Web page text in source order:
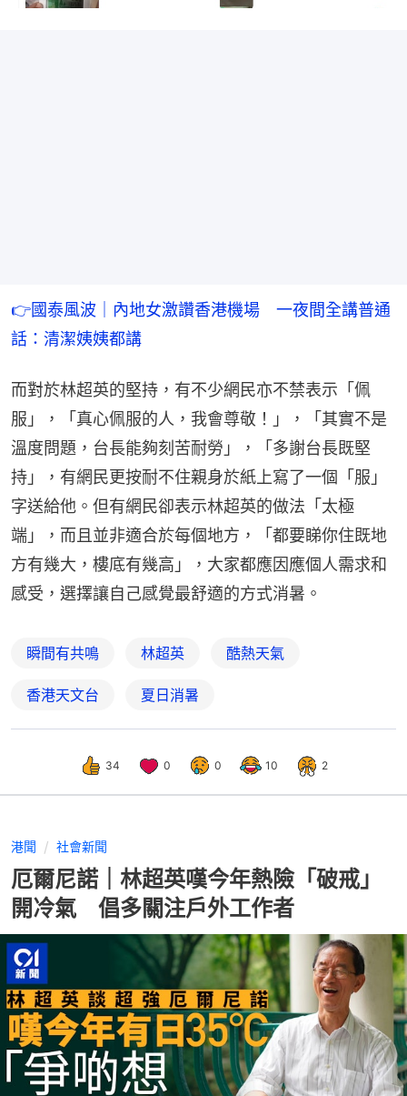
👉國泰風波｜內地女激讚香港機場　一夜間全講普通
話：清潔姨姨都講
而對於林超英的堅持，有不少網民亦不禁表示「佩
服」，「真心佩服的人，我會尊敬！」，「其實不是
溫度問題，台長能夠刻苦耐勞」，「多謝台長既堅
持」，有網民更按耐不住親身於紙上寫了一個「服」
字送給他。但有網民卻表示林超英的做法「太極
端」，而且並非適合於每個地方，「都要睇你住既地
方有幾大，樓底有幾高」，大家都應因應個人需求和
感受，選擇讓自己感覺最舒適的方式消暑。
瞬間有共鳴 林超英 酷熱天氣
香港天文台 夏日消暑
34 0 0 10 2
港聞 社會新聞
厄爾尼諾｜林超英嘆今年熱險「破戒」
開冷氣 倡多關注戶外工作者